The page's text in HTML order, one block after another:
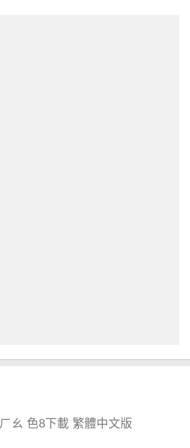
ㄠ 色8下載 繁體中文版